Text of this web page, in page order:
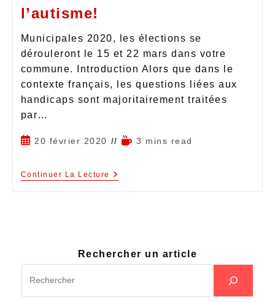
l’autisme!
Municipales 2020, les élections se
dérouleront le 15 et 22 mars dans votre
commune. Introduction Alors que dans le
contexte français, les questions liées aux
handicaps sont majoritairement traitées
par…
20 février 2020 3 mins read
Continuer La Lecture
Rechercher un article